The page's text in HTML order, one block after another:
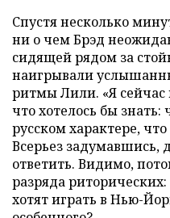
Спустя несколько
ни о чем Брэд
сидящей рядом за
наигрывали
ритмы Лили. «Я
что хотелось бы знать:
русском характере,
Всерьез задумавшись,
ответить. Видимо,
разряда
хотят играть в Нью-